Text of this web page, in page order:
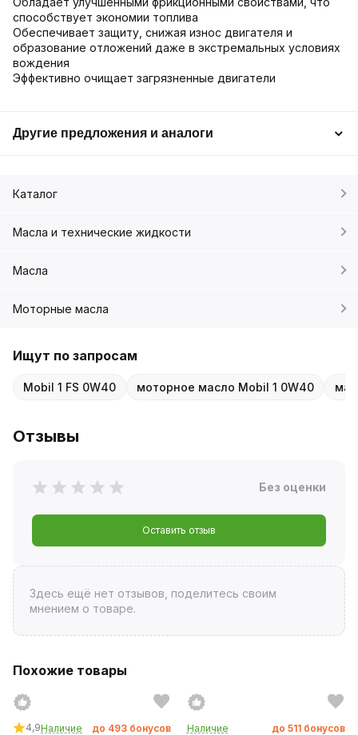
способствует экономии топлива
Обеспечивает защиту, снижая износ двигателя и
образование отложений даже в экстремальных условиях
вождения
Эффективно очищает загрязненные двигатели
Другие предложения и аналоги
Каталог
Масла и технические жидкости
Масла
Моторные масла
Ищут по запросам
Mobil 1 FS 0W40 моторное масло Mobil 1 0W40
Отзывы
Без оценки
Оставить отзыв
Здесь ещё нет отзывов, поделитесь своим
мнением о товаре.
Похожие товары
4,9Наличие до 493 бонусов
Наличие до 511 бонусов